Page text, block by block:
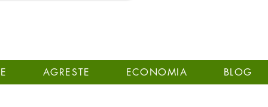
AGRESTE ECONOMIA BLOG